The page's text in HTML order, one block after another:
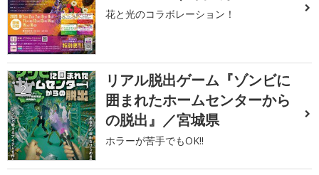
花と光のコラボレーション！
2
リアル脱出ゲーム『ゾンビに
囲まれたホームセンターから
の脱出』／宮城県
ホラーが苦手でもOK!!